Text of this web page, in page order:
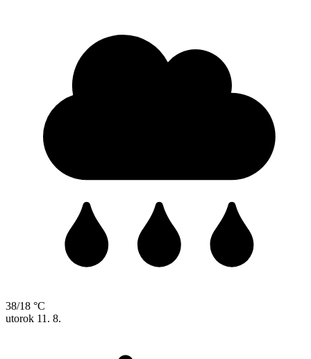
38/18 °C
utorok 11. 8.